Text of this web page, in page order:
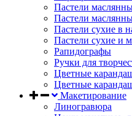
Пастели
Пастели
Пастели сухие в
Пастели сухие и
Рапидографы
Ручки для
Цветные
Цветные
Макетирование
Линогравюра